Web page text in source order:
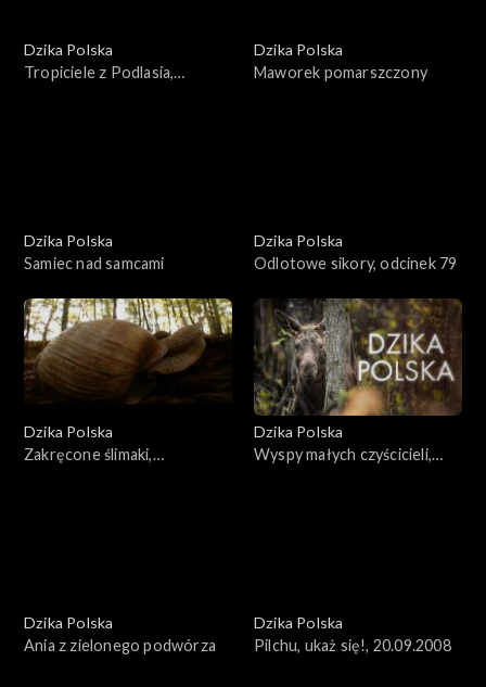
Dzika Polska
Tropiciele z Podlasia,
Dzika Polska
Maworek pomarszczony
Dzika Polska
Samiec nad samcami
Dzika Polska
Odlotowe sikory, odcinek 79
Dzika Polska
Zakręcone ślimaki,
Dzika Polska
Wyspy małych czyścicieli,
Dzika Polska
Ania z zielonego podwórza
Dzika Polska
Pilchu, ukaż się!, 20.09.2008